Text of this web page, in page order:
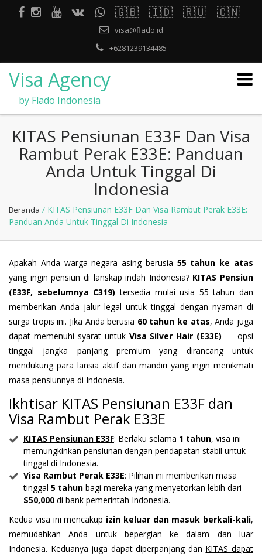
🇬🇧 🇮🇩 🇷🇺 🇨🇳
visa@flado.id
+6281239134485
Visa Agency
by Flado Indonesia
KITAS Pensiunan E33F Dan Visa
Rambut Perak E33E: Panduan
Anda Untuk Tinggal Di
Indonesia
Beranda / KITAS Pensiunan E33F Dan Visa Rambut Perak E33E:
Panduan Anda Untuk Tinggal Di Indonesia
Apakah Anda warga negara asing berusia 55 tahun ke atas
yang ingin pensiun di lanskap indah Indonesia? KITAS Pensiun
(E33F, sebelumnya C319) tersedia mulai usia 55 tahun dan
memberikan Anda jalur legal untuk tinggal dengan nyaman di
surga tropis ini. Jika Anda berusia 60 tahun ke atas, Anda juga
dapat memenuhi syarat untuk Visa Silver Hair (E33E) — opsi
tinggal jangka panjang premium yang dirancang untuk
mendukung para lansia aktif dan mandiri yang ingin menikmati
masa pensiunnya di Indonesia.
Ikhtisar KITAS Pensiunan E33F dan
Visa Rambut Perak E33E
KITAS Pensiunan E33F: Berlaku selama 1 tahun, visa ini
memungkinkan pensiunan dengan pendapatan stabil untuk
tinggal di Indonesia.
Visa Rambut Perak E33E: Pilihan ini memberikan masa
tinggal 5 tahun bagi mereka yang menyetorkan lebih dari
$50,000 di bank pemerintah Indonesia.
Kedua visa ini mencakup izin keluar dan masuk berkali-kali,
memudahkan Anda untuk bepergian ke dalam dan luar
Indonesia. Keduanya juga dapat diperpanjang dan KITAS dapat